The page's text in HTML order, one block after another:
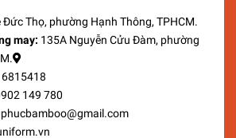
Thọ, phường Hạnh Thông, TPHCM.
may: 135A Nguyễn Cửu Đàm, phường
149 780